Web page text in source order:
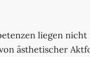
liegen
ästhetischer